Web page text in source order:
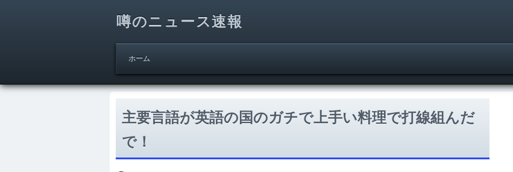
噂のニュース速報
ホーム
主要言語が英語の国のガチで上手い料理で打線組んだ
で！